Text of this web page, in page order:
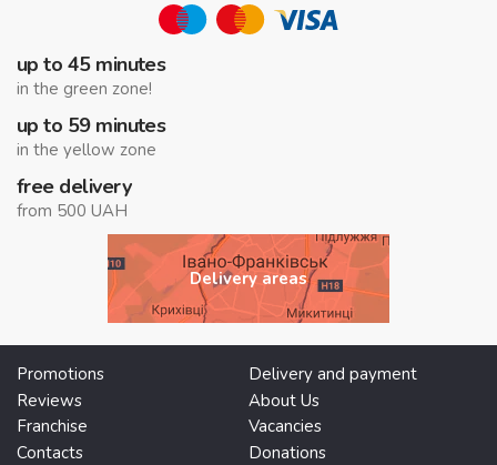
up to 45 minutes
in the green zone!
up to 59 minutes
in the yellow zone
free delivery
from 500 UAH
Delivery areas
Promotions
Delivery and payment
Reviews
About Us
Franchise
Vacancies
Contacts
Donations